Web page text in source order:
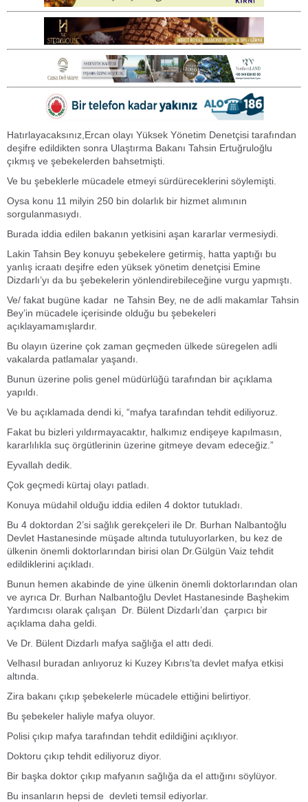
Hatırlayacaksınız,Ercan olayı Yüksek Yönetim Denetçisi tarafından
deşifre edildikten sonra Ulaştırma Bakanı Tahsin Ertuğruloğlu
çıkmış ve şebekelerden bahsetmişti.
Ve bu şebeklerle mücadele etmeyi sürdüreceklerini söylemişti.
Oysa konu 11 milyin 250 bin dolarlık bir hizmet alımının
sorgulanmasıydı.
Burada iddia edilen bakanın yetkisini aşan kararlar vermesiydi.
Lakin Tahsin Bey konuyu şebekelere getirmiş, hatta yaptığı bu
yanlış icraatı deşifre eden yüksek yönetim denetçisi Emine
Dizdarlı’yı da bu şebekelerin yönlendirebileceğine vurgu yapmıştı.
Ve/ fakat bugüne kadar ne Tahsin Bey, ne de adli makamlar Tahsin
Bey’in mücadele içerisinde olduğu bu şebekeleri
açıklayamamışlardır.
Bu olayın üzerine çok zaman geçmeden ülkede süregelen adli
vakalarda patlamalar yaşandı.
Bunun üzerine polis genel müdürlüğü tarafından bir açıklama
yapıldı.
Ve bu açıklamada dendi ki, “mafya tarafından tehdit ediliyoruz.
Fakat bu bizleri yıldırmayacaktır, halkımız endişeye kapılmasın,
kararlılıkla suç örgütlerinin üzerine gitmeye devam edeceğiz.”
Eyvallah dedik.
Çok geçmedi kürtaj olayı patladı.
Konuya müdahil olduğu iddia edilen 4 doktor tutukladı.
Bu 4 doktordan 2’si sağlık gerekçeleri ile Dr. Burhan Nalbantoğlu
Devlet Hastanesinde müşade altında tutuluyorlarken, bu kez de
ülkenin önemli doktorlarından birisi olan Dr.Gülgün Vaiz tehdit
edildiklerini açıkladı.
Bunun hemen akabinde de yine ülkenin önemli doktorlarından olan
ve ayrıca Dr. Burhan Nalbantoğlu Devlet Hastanesinde Başhekim
Yardımcısı olarak çalışan Dr. Bülent Dizdarlı’dan çarpıcı bir
açıklama daha geldi.
Ve Dr. Bülent Dizdarlı mafya sağlığa el attı dedi.
Velhasıl buradan anlıyoruz ki Kuzey Kıbrıs’ta devlet mafya etkisi
altında.
Zira bakanı çıkıp şebekelerle mücadele ettiğini belirtiyor.
Bu şebekeler haliyle mafya oluyor.
Polisi çıkıp mafya tarafından tehdit edildiğini açıklıyor.
Doktoru çıkıp tehdit ediliyoruz diyor.
Bir başka doktor çıkıp mafyanın sağlığa da el attığını söylüyor.
Bu insanların hepsi de devleti temsil ediyorlar.